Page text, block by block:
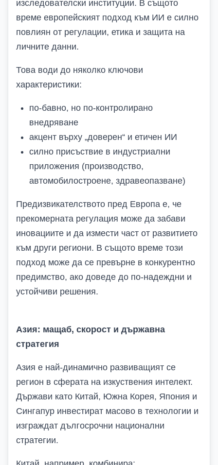
изследователски институции. В същото
време европейският подход към ИИ е силно
повлиян от регулации, етика и защита на
личните данни.
Това води до няколко ключови
характеристики:
по-бавно, но по-контролирано
внедряване
акцент върху „доверен“ и етичен ИИ
силно присъствие в индустриални
приложения (производство,
автомобилостроене, здравеопазване)
Предизвикателството пред Европа е, че
прекомерната регулация може да забави
иновациите и да измести част от развитието
към други региони. В същото време този
подход може да се превърне в конкурентно
предимство, ако доведе до по-надеждни и
устойчиви решения.
Азия: мащаб, скорост и държавна
стратегия
Азия е най-динамично развиващият се
регион в сферата на изкуствения интелект.
Държави като Китай, Южна Корея, Япония и
Сингапур инвестират масово в технологии и
изграждат дългосрочни национални
стратегии.